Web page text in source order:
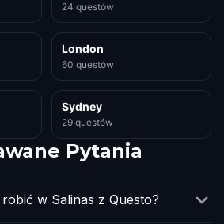
24 questów
London
60 questów
Sydney
29 questów
Pytania
w Salinas z Questo?